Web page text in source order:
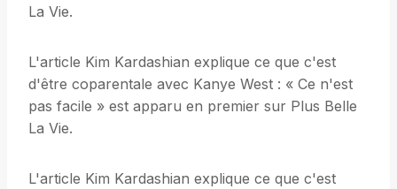
La Vie.
L'article Kim Kardashian explique ce que c'est
d'être coparentale avec Kanye West : « Ce n'est
pas facile » est apparu en premier sur Plus Belle
La Vie.
L'article Kim Kardashian explique ce que c'est